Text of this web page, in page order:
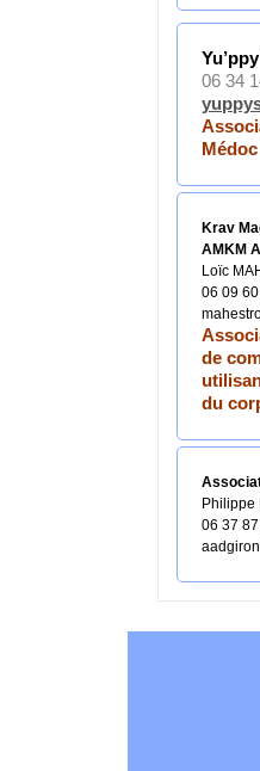
06 34
Médoc
Krav
AMKM
Loïc
06 09
de
du
Philippe
06 37